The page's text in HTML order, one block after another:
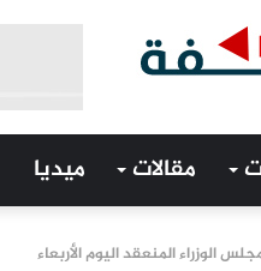
مقالات ميديا
الوزراء المنعقد اليوم الأربعاء